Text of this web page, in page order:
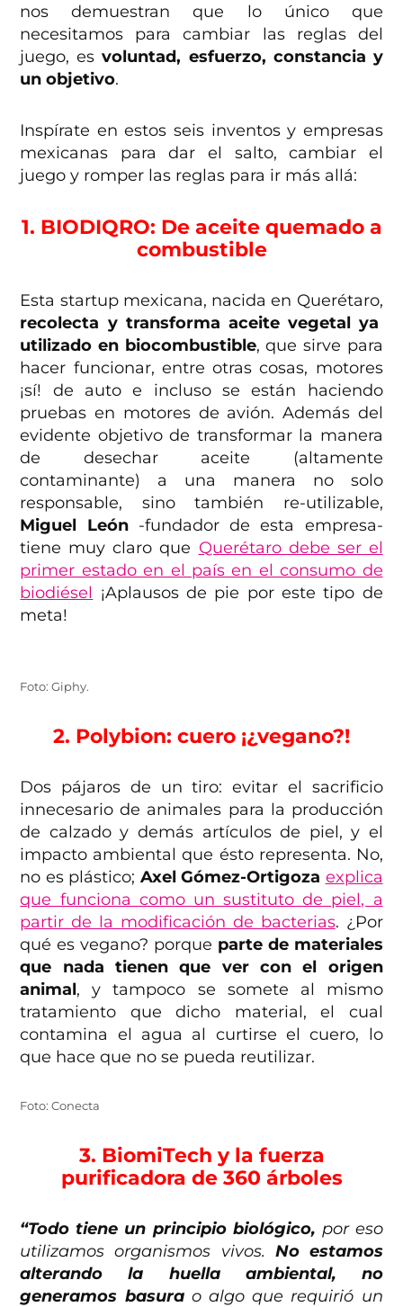
nos demuestran que lo único que
necesitamos para cambiar las reglas del
juego, esvoluntad, esfuerzo, constancia y
un objetivo.
Inspírate en estos seis inventos y empresas
mexicanas para dar el salto, cambiar el
juego y romper las reglas para ir más allá:
1. BIODIQRO: De aceite quemado a
combustible
Esta startup mexicana, nacida en Querétaro,
recolecta y transforma aceite vegetal ya
utilizado en biocombustible, que sirve para
hacer funcionar, entre otras cosas, motores
¡sí! de auto e incluso se están haciendo
pruebas en motores de avión. Además del
evidente objetivo de transformar la manera
de desechar aceite (altamente
contaminante) a una manera no solo
responsable, sino también re-utilizable,
Miguel León-fundador de esta empresa-
tiene muy claro que Querétaro debe ser el
primer estado en el país en el consumo de
biodiésel ¡Aplausos de pie por este tipo de
meta!
Foto: Giphy.
2. Polybion: cuero ¡¿vegano?!
Dos pájaros de un tiro: evitar el sacrificio
innecesario de animales para la producción
de calzado y demás artículos de piel, y el
impacto ambiental que ésto representa. No,
no es plástico; Axel Gómez-Ortigoza explica
que funciona como un sustituto de piel, a
partir de la modificación de bacterias. ¿Por
qué es vegano? porque parte de materiales
que nada tienen que ver con el origen
animal, y tampoco se somete al mismo
tratamiento que dicho material, el cual
contamina el agua al curtirse el cuero, lo
que hace que no se pueda reutilizar.
Foto: Conecta
3. BiomiTech y la fuerza
purificadora de 360 árboles
“Todo tiene un principio biológico, por eso
utilizamos organismos vivos. No estamos
alterando la huella ambiental, no
generamos basura o algo que requirió un